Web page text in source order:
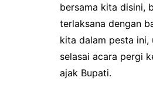
bersama kita disini,
terlaksana dengan
kita dalam pesta ini,
selasai acara pergi
ajak Bupati.